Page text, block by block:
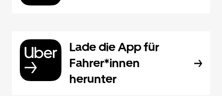
Lade die App für
Fahrer*innen
herunter